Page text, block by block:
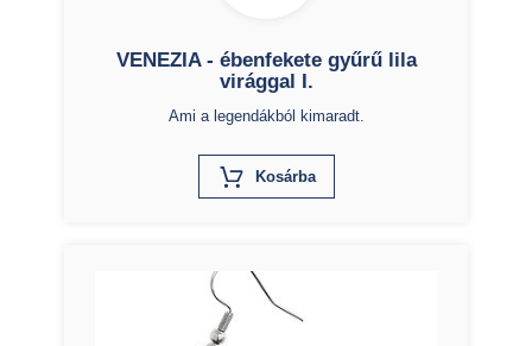
VENEZIA - ébenfekete gyűrű lila
virággal I.
Ami a legendákból kimaradt.
KosárbaX